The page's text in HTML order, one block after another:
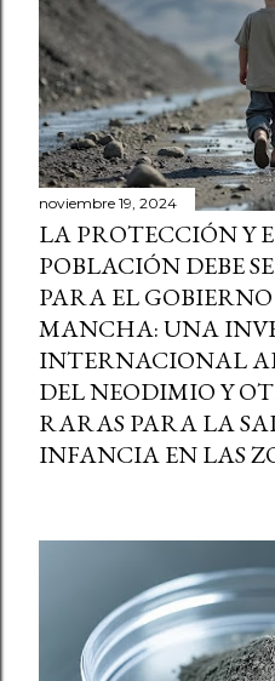
noviembre 19, 2024
LA PROTECCIÓN Y
POBLACIÓN DEBE
PARA EL
MANCHA: UNA
INTERNACIONAL
DEL NEODIMIO Y
RARAS PARA LA
INFANCIA EN LAS